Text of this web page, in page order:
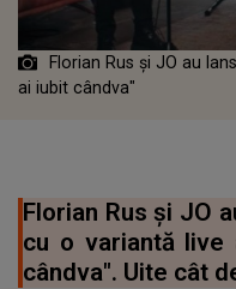
Florian Rus și JO au
ai iubit cândva"
Florian Rus și JO
cu o variantă live
cândva". Uite cât